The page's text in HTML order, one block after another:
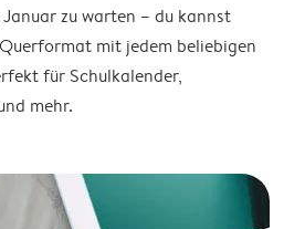
zu warten – du kannst
mit jedem beliebigen
für Schulkalender,
mehr.